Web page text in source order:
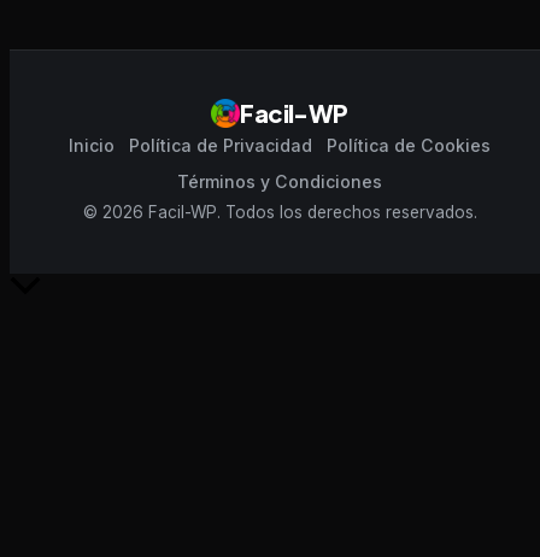
Facil-WP
Inicio Política de Privacidad
Política de Cookies
Términos y Condiciones
© 2026 Facil-WP. Todos los derechos reservados.